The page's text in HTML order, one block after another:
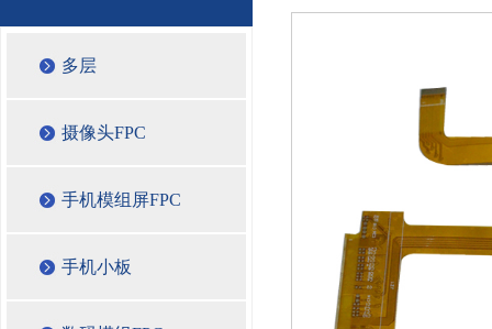
多层
摄像头FPC
手机模组屏FPC
手机小板